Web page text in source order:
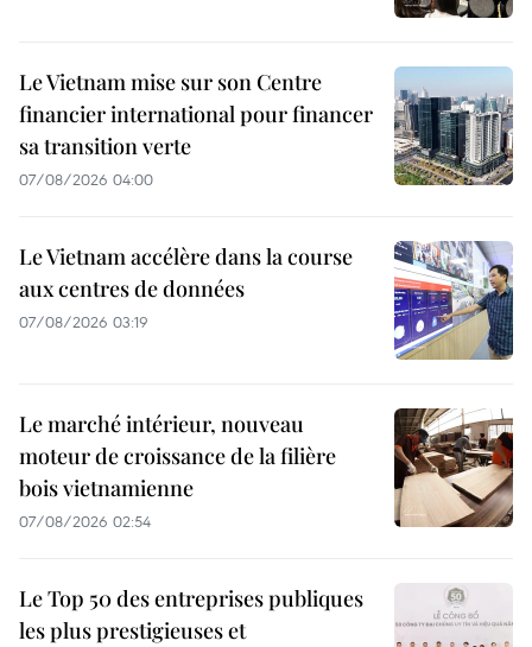
Le Vietnam mise sur son Centre
financier international pour financer
sa transition verte
07/08/2026 04:00
Le Vietnam accélère dans la course
aux centres de données
07/08/2026 03:19
Le marché intérieur, nouveau
moteur de croissance de la filière
bois vietnamienne
07/08/2026 02:54
Le Top 50 des entreprises publiques
les plus prestigieuses et